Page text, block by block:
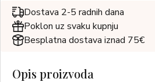
Dostava 2-5 radnih dana
Poklon uz svaku kupnju
Besplatna dostava iznad 75€
Opis proizvoda